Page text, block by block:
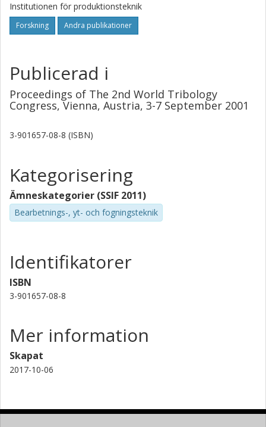
Institutionen för produktionsteknik
Forskning Andra publikationer
Publicerad i
Proceedings of The 2nd World Tribology
Congress, Vienna, Austria, 3-7 September 2001
3-901657-08-8 (ISBN)
Kategorisering
Ämneskategorier (SSIF 2011)
Bearbetnings-, yt- och fogningsteknik
Identifikatorer
ISBN
3-901657-08-8
Mer information
Skapat
2017-10-06